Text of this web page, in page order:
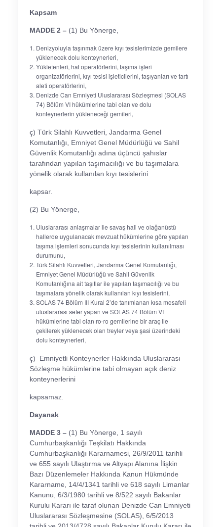
Kapsam
MADDE 2 –(1) Bu Yönerge,
Denizyoluyla taşınmak üzere kıyı tesislerimizde gemilere
yüklenecek dolu konteynerleri,
Yükletenleri, hat operatörlerini, taşıma işleri
organizatörlerini, kıyı tesisi işleticilerini, taşıyanları ve tartı
aleti operatörlerini,
Denizde Can Emniyeti Uluslararası Sözleşmesi (SOLAS
74) Bölüm VI hükümlerine tabi olan ve dolu
konteynerlerin yükleneceği gemileri,
ç) Türk Silahlı Kuvvetleri, Jandarma Genel
Komutanlığı, Emniyet Genel Müdürlüğü ve Sahil
Güvenlik Komutanlığı adına üçüncü şahıslar
tarafından yapılan taşımacılığı ve bu taşımalara
yönelik olarak kullanılan kıyı tesislerini
kapsar.
(2) Bu Yönerge,
Uluslararası anlaşmalar ile savaş hali ve olağanüstü
hallerde uygulanacak mevzuat hükümlerine göre yapılan
taşıma işlemleri sonucunda kıyı tesislerinin kullanılması
durumunu,
Türk Silahlı Kuvvetleri, Jandarma Genel Komutanlığı,
Emniyet Genel Müdürlüğü ve Sahil Güvenlik
Komutanlığına ait taşıtlar ile yapılan taşımacılığı ve bu
taşımalara yönelik olarak kullanılan kıyı tesislerini,
SOLAS 74 Bölüm III Kural 2’de tanımlanan kısa mesafeli
uluslararası sefer yapan ve SOLAS 74 Bölüm VI
hükümlerine tabi olan ro-ro gemilerine bir araç ile
çekilerek yüklenecek olan treyler veya şasi üzerindeki
dolu konteynerleri,
ç) Emniyetli Konteynerler Hakkında Uluslararası
Sözleşme hükümlerine tabi olmayan açık deniz
konteynerlerini
kapsamaz.
Dayanak
MADDE 3 –(1) Bu Yönerge, 1 sayılı
Cumhurbaşkanlığı Teşkilatı Hakkında
Cumhurbaşkanlığı Kararnamesi, 26/9/2011 tarihli
ve 655 sayılı Ulaştırma ve Altyapı Alanına İlişkin
Bazı Düzenlemeler Hakkında Kanun Hükmünde
Kararname, 14/4/1341 tarihli ve 618 sayılı Limanlar
Kanunu, 6/3/1980 tarihli ve 8/522 sayılı Bakanlar
Kurulu Kararı ile taraf olunan Denizde Can Emniyeti
Uluslararası Sözleşmesine (SOLAS), 6/5/2013